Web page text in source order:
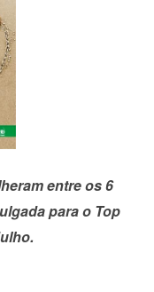
entre os 6
para o Top